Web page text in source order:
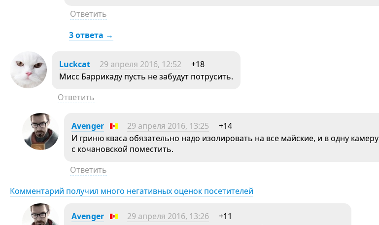
Ответить
3 ответа →
Luckcat 29 апреля 2016, 12:52
+18
Мисс Баррикаду пусть не забудут потрусить.
Ответить
Avеngеr 29 апреля 2016, 13:25
+14
И гриню кваса обязательно надо изолировать на все майские, и в одну камеру
с кочановской поместить.
Ответить
Комментарий получил много негативных оценок посетителей
Avеngеr 29 апреля 2016, 13:26
+11